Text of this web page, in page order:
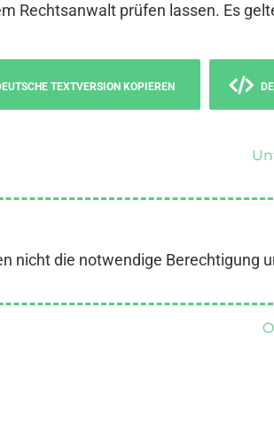
Rechtsanwalt prüfen lassen. Es
TEXTVERSION KOPIEREN
nicht die notwendige Berechtigung